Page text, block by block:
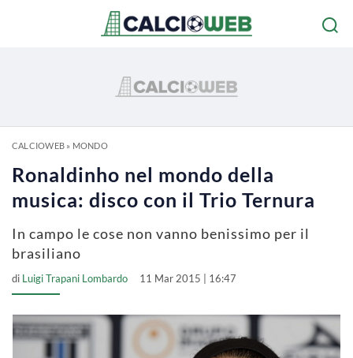
CALCIOWEB» MONDO
Ronaldinho nel mondo della
musica: disco con il Trio Ternura
In campo le cose non vanno benissimo per il
brasiliano
di Luigi Trapani Lombardo 11 Mar 2015 | 16:47